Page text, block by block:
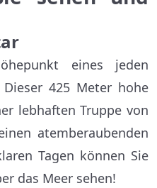
eines jeden
425 Meter hohe
lebhaften Truppe von
atemberaubenden
Tagen können Sie
das Meer sehen!